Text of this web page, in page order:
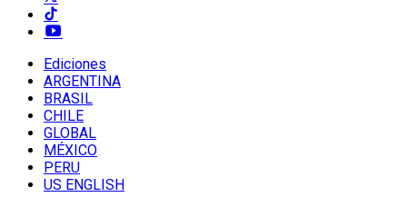
Ediciones
ARGENTINA
BRASIL
CHILE
GLOBAL
MÉXICO
PERU
US ENGLISH